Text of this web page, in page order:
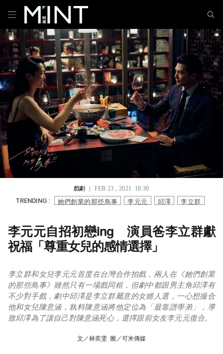
戲劇｜ FEB 23 , 2021 18:30
TRENDING : 她們創業的那些鳥事 李元元 邱澤 李立群
李元元自招初戀ing 演員爸李立群獻
祝福「尊重女兒的感情選擇」
李立群和女兒李元元首度在台灣合作拍戲，兩人在《她們創業
的那些鳥事》雖然只有一場戲同框，但劇中都跟男主角邱澤有
不少對手戲，劇中邱澤是李立群屬意的女婿人選，一心想撮合
他和女兒陳意涵，孰料陳意涵將他定位為「最靠譜學弟」，導
致邱澤為了讓自己對陳意涵死心，選擇跟前女友李元元復合。
文／林奕雯 圖／可米傳媒